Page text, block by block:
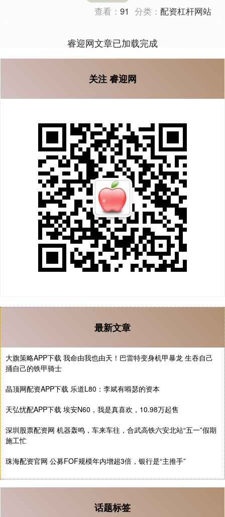
查看：91 分类：配资杠杆网站
睿迎网文章已加载完成
关注 睿迎网
最新文章
大旗策略APP下载 我命由我也由天！巴雷特变身机甲暴龙 生吞自己
捅自己的铁甲骑士
晶顶网配资APP下载 乐道L80：李斌有嘚瑟的资本
天弘忧配APP下载 埃安N60，我是真喜欢，10.98万起售
深圳股票配资网 机器轰鸣，车来车往，合武高铁六安北站“五一”假期
施工忙
珠海配资官网 公募FOF规模年内增超3倍，银行是“主推手”
话题标签